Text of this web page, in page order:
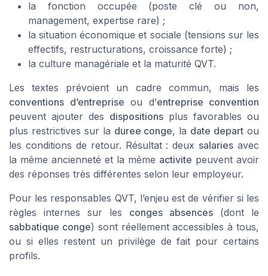
la fonction occupée (poste clé ou non,
management, expertise rare) ;
la situation économique et sociale (tensions sur les
effectifs, restructurations, croissance forte) ;
la culture managériale et la maturité QVT.
Les textes prévoient un cadre commun, mais les
conventions d’entreprise ou d’entreprise convention
peuvent ajouter des dispositions plus favorables ou
plus restrictives sur la duree conge, la date depart ou
les conditions de retour. Résultat : deux salaries avec
la même ancienneté et la même activite peuvent avoir
des réponses très différentes selon leur employeur.
Pour les responsables QVT, l’enjeu est de vérifier si les
règles internes sur les conges absences (dont le
sabbatique conge) sont réellement accessibles à tous,
ou si elles restent un privilège de fait pour certains
profils.